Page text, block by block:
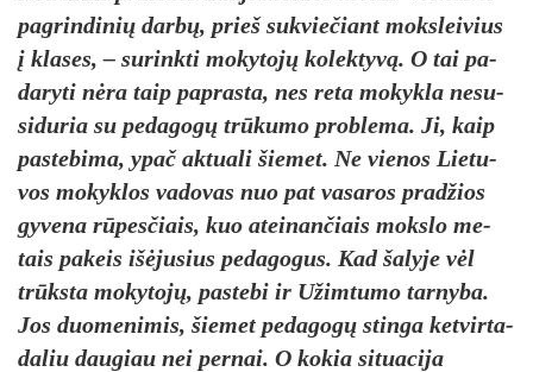
pa­grin­di­nių darbų, prie­š su­kvie­čiant moks­lei­vius
į kla­ses, – su­rink­ti mo­ky­tojų ko­lek­tyvą. O tai pa­
da­ry­ti nėra taip pa­pras­ta, nes re­ta mo­kyk­la ne­su­
si­du­ria su pe­da­gogų trūku­mo pro­ble­ma. Ji, kaip
pa­ste­bi­ma, ypač ak­tua­li šie­met. Ne vie­nos Lie­tu­
vos mo­kyk­los va­do­vas nuo pat va­sa­ros pra­džios
gy­ve­na rūpes­čiais, kuo atei­nan­čiais moks­lo me­
tais pa­keis išė­ju­sius pe­da­go­gus. Kad ša­ly­je vėl
trūksta mo­ky­tojų, pa­ste­bi ir Užim­tu­mo tar­ny­ba.
Jos duo­me­ni­mis, šie­met pe­da­gogų stin­ga ket­vir­ta­
da­liu dau­giau nei per­nai. O ko­kia si­tua­ci­ja